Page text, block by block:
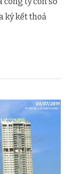
ký kết thoả